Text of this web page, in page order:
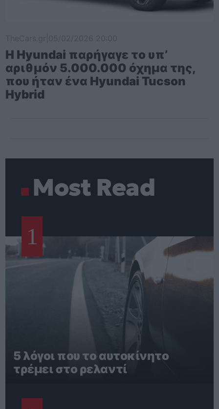
Η Hyundai παρήγαγε το υπ’
αριθμόν 5.000.000 όχημα της,
που ήταν ένα Hyundai Tucson
Hybrid
Most Read
1
5 λόγοι που το αυτοκίνητο
τρέμει στο ρελαντί